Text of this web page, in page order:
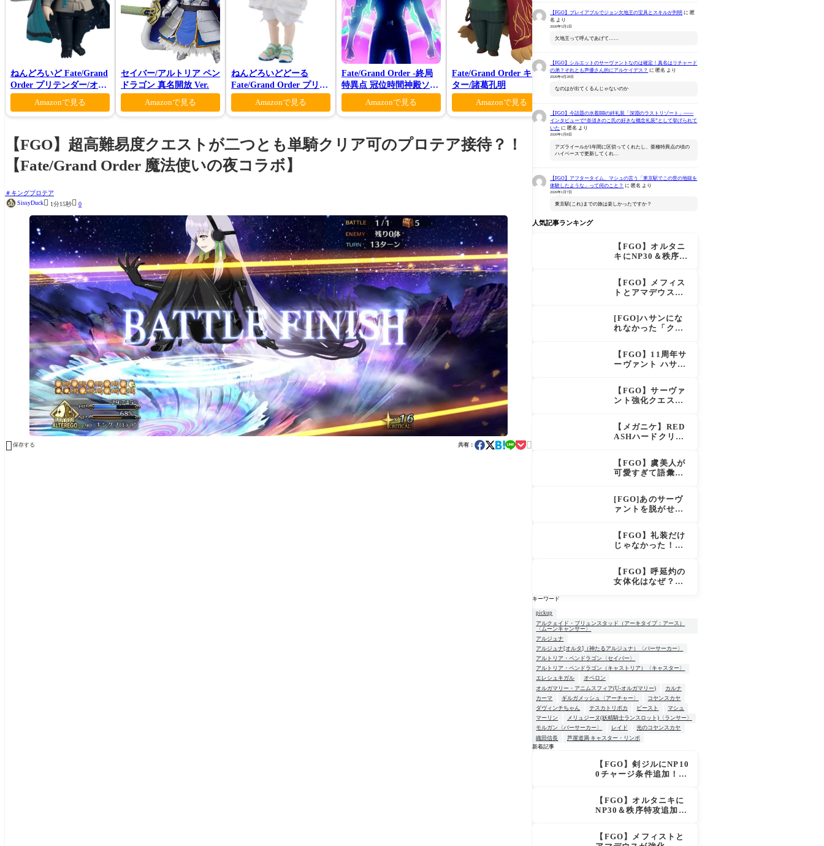
ねんどろいど Fate/Grand
Order プリテンダー/オベ
ロン ヴォーティガーン
Amazonで見る
セイバー/アルトリア ペン
ドラゴン 真名開放 Ver.
Amazonで見る
ねんどろいどどーる
Fate/Grand Order プリテ
ンダー/オベロン 爽やかサ
マー・プリンスVer.
Amazonで見る
Fate/Grand Order -終局
特異点 冠位時間神殿ソロ
モン-(完全生産限定版)
Amazonで見る
Fate/Grand Order キャス
ター/諸葛孔明
Amazonで見る
Fate/Grand Order
Original Soundtrack
ねんどろいど Fate/Grand
【FGO】超高難易度クエストが二つとも単騎クリア可のプロテア接待？！
【Fate/Grand Order 魔法使いの夜コラボ】
キングプロテア
SissyDuck 1分15秒 0
 保存する 共有： 
【FGO】プレイアブルでジョン欠地王の宝具とスキルが判明 に 匿
名 より
2026年5月2日
欠地王って呼んであげて……
【FGO】シルエットのサーヴァントなのは確定！真名はリチャード
の弟？それとも声優さん的にアルケイデス？ に 匿名 より
2026年4月28日
なのはが出てくるんじゃないのか
【FGO】今話題の水着BBの絆礼装「深淵のラストリゾート」――
インタビューで“奈須きのこ氏の好きな概念礼装”として挙げられて
いた に 匿名 より
2026年1月8日
アズライールが1年間に区切ってくれたし、亜種特異点の頃の
ハイペースで更新してくれ…
【FGO】アフタータイム、マシュの言う「東京駅でこの世の地獄を
体験したような」って何のこと？ に 匿名 より
2026年1月7日
東京駅(これ)までの旅は楽しかったですか？
人気記事ランキング
【FGO】オルタニ
キにNP30＆秩序特
も超強化で「低レ
アとは思えない」
【FGO】メフィス
トとアマデウスが
布＆Arts44％強化
に「最強でワロ
[FGO]ハサンにな
れなかった「クラ
のモブサーヴァン
トのキャラがいい
【FGO】11周年サ
ーヴァント ハサ
ズライール)の性能
と霊基再臨
【FGO】サーヴァ
ント強化クエスト
にNP30追加、ファ
ントムも大幅強化
【メガニケ】RED
ASHハードクリア
ラピとレッドフー
ドの邂逅が明かさ
れる。ラピの正体
フードさん30年寝
てた。【勝利の女
神NIKKE】
【FGO】虞美人が
可愛すぎて語彙力
セン」「メガネよ
い文明」
[FGO]あのサーヴ
ァントを脱がせる
い！
【FGO】礼装だけ
じゃなかった！
ME SKY -JUNE
-」英霊星行イラス
ト＆登場サーヴァ
【FGO】呼延灼の
女体化はなぜ？エ
キーワード
pickup
アルクェイド・ブリュンスタッド（アーキタイプ：アース）
〈ムーンキャンサー〉
アルジュナ
アルジュナ[オルタ]（神たるアルジュナ）〈バーサーカー〉
アルトリア・ペンドラゴン〈セイバー〉
アルトリア・ペンドラゴン（キャストリア）〈キャスター〉
エレシュキガル
オベロン
オルガマリー・アニムスフィア(U-オルガマリー)
カルナ
カーマ
ギルガメッシュ〈アーチャー〉
コヤンスカヤ
ダヴィンチちゃん
テスカトリポカ ビースト
マシュ
マーリン
メリュジーヌ(妖精騎士ランスロット)〈ランサー〉
モルガン〈バーサーカー〉
レイド
光のコヤンスカヤ
織田信長
芦屋道満 キャスター・リンボ
新着記事
【FGO】剣ジルにNP10
0チャージ条件追加！術
【FGO】オルタニキに
NP30＆秩序特攻追加で
とは思えない」の反響
【FGO】メフィストと